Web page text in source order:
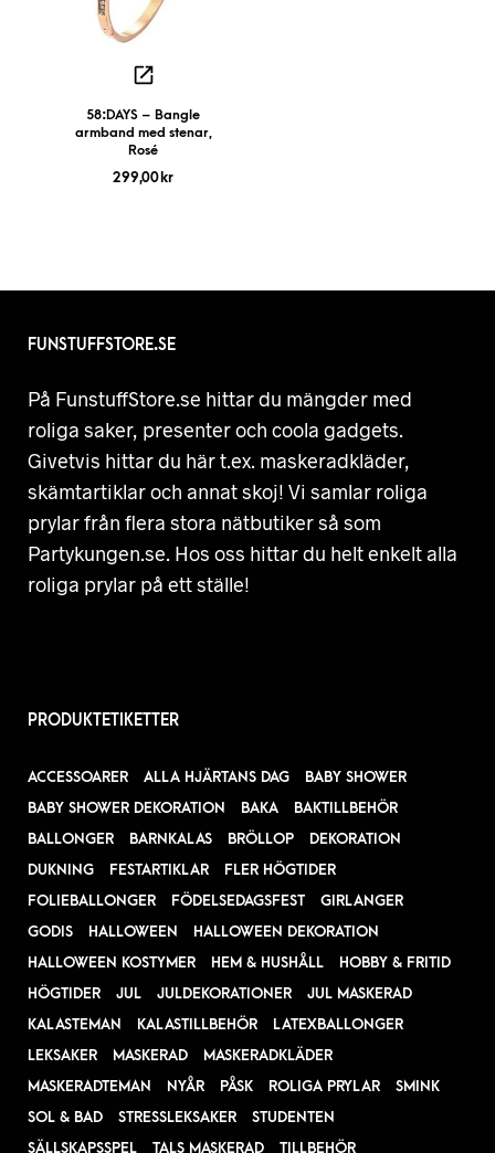
58:DAYS – Bangle
armband med stenar,
Rosé
299,00 kr
FUNSTUFFSTORE.SE
På FunstuffStore.se hittar du mängder med
roliga saker, presenter och coola gadgets.
Givetvis hittar du här t.ex. maskeradkläder,
skämtartiklar och annat skoj! Vi samlar roliga
prylar från flera stora nätbutiker så som
Partykungen.se. Hos oss hittar du helt enkelt alla
roliga prylar på ett ställe!
PRODUKTETIKETTER
ACCESSOARER ALLA HJÄRTANS DAG
BABY SHOWER
BABY SHOWER DEKORATION
BAKA
BAKTILLBEHÖR
BALLONGER
BARNKALAS BRÖLLOP
DEKORATION
DUKNING
FESTARTIKLAR
FLER HÖGTIDER
FOLIEBALLONGER
FÖDELSEDAGSFEST
GIRLANGER
GODIS
HALLOWEEN
HALLOWEEN DEKORATION
HALLOWEEN KOSTYMER
HEM & HUSHÅLL
HOBBY & FRITID
HÖGTIDER
JUL JULDEKORATIONER
JUL MASKERAD
KALASTEMAN
KALASTILLBEHÖR
LATEXBALLONGER
LEKSAKER
MASKERAD
MASKERADKLÄDER
MASKERADTEMAN
NYÅR PÅSK ROLIGA PRYLAR
SMINK
SOL & BAD
STRESSLEKSAKER
STUDENTEN
SÄLLSKAPSSPEL
TALS MASKERAD TILLBEHÖR